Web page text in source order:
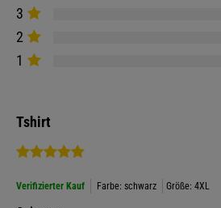
3
2
1
Tshirt
Verifizierter Kauf Farbe: schwarz Größe: 4XL